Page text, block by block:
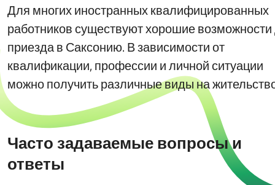
Для многих иностранных квалифицированных
работников существуют хорошие
приезда в Саксонию. В зависимости от
квалификации, профессии и личной ситуации
можно получить различные виды на
Часто задаваемые вопросы и
ответы